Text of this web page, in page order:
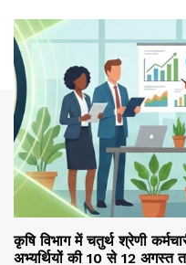
कृषि विभाग में चतुर्थ श्रेणी
अभ्यर्थियों की 10 से 12 अगस्त